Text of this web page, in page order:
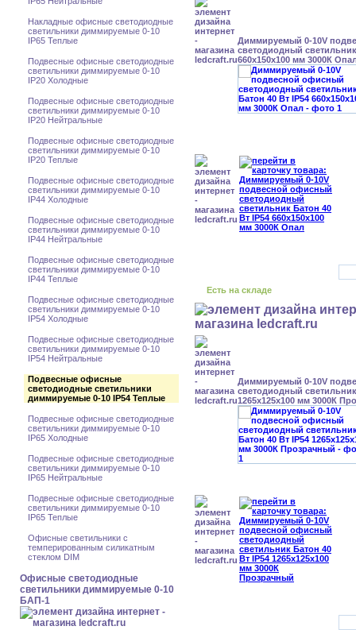
Накладные офисные светодиодные
светильники диммируемые 0-10
IP65 Теплые
Подвесные офисные светодиодные
светильники диммируемые 0-10
IP20 Холодные
Подвесные офисные светодиодные
светильники диммируемые 0-10
IP20 Нейтральные
Подвесные офисные светодиодные
светильники диммируемые 0-10
IP20 Теплые
Подвесные офисные светодиодные
светильники диммируемые 0-10
IP44 Холодные
Подвесные офисные светодиодные
светильники диммируемые 0-10
IP44 Нейтральные
Подвесные офисные светодиодные
светильники диммируемые 0-10
IP44 Теплые
Подвесные офисные светодиодные
светильники диммируемые 0-10
IP54 Холодные
Подвесные офисные светодиодные
светильники диммируемые 0-10
IP54 Нейтральные
Подвесные офисные
светодиодные светильники
диммируемые 0-10 IP54 Теплые
Подвесные офисные светодиодные
светильники диммируемые 0-10
IP65 Холодные
Подвесные офисные светодиодные
светильники диммируемые 0-10
IP65 Нейтральные
Подвесные офисные светодиодные
светильники диммируемые 0-10
IP65 Теплые
Офисные светильники с
темперированным силикатным
стеклом DIM
Офисные светодиодные
светильники диммируемые 0-10
БАП-1
Диммируемый 0-10V
светодиодный
660x150x100 мм 3000К
Есть на складе
Диммируемый 0-10V
светодиодный
1265x125x100 мм 3000К